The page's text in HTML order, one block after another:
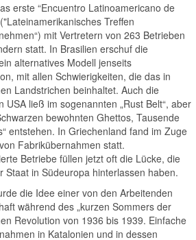
erste “Encuentro Latinoamericano de
Treffen
mit Vertretern von 263 Betrieben
statt. In Brasilien erschuf die
alternatives Modell jenseits
mit allen Schwierigkeiten, die das in
Landstrichen beinhaltet. Auch die
USA ließ im sogenannten „Rust Belt“, aber
bewohnten Ghettos, Tausende
entstehen. In Griechenland fand im Zuge
Fabrikübernahmen statt.
Betriebe füllen jetzt oft die Lücke, die
Staat in Südeuropa hinterlassen haben.
die Idee einer von den Arbeitenden
während des „kurzen Sommers der
Revolution von 1936 bis 1939. Einfache
in Katalonien und in dessen